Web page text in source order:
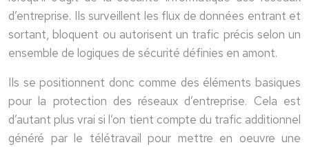
d’entreprise. Ils surveillent les flux de données entrant et
sortant, bloquent ou autorisent un trafic précis selon un
ensemble de logiques de sécurité définies en amont.
Ils se positionnent donc comme des éléments basiques
pour la protection des réseaux d’entreprise. Cela est
d’autant plus vrai si l’on tient compte du trafic additionnel
généré par le télétravail pour mettre en oeuvre une